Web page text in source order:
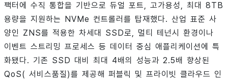
팩터에 수직 통합을 기반으로 듀얼 포트, 고가용성, 최대 8TB
용량을 지원하는 NVMe 컨트롤러를 탑재했다. 산업 표준 사
양인 ZNS를 적용한 차세대 SSD로, 멀티 테넌시 환경이나
이벤트 스트리밍 프로세스 등 데이터 중심 애플리케이션에 특
화됐다. 기존 SSD 대비 최대 4배의 성능과 2.5배 향상된
QoS( 서비스품질)를 제공해 퍼블릭 및 프라이빗 클라우드 인